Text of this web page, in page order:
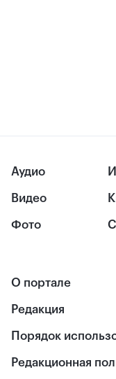
Аудио
Видео
Фото
О портале
Редакция
Порядок
Редакционная